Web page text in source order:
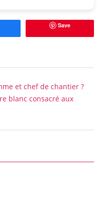
Save
et chef de chantier ?
blanc consacré aux